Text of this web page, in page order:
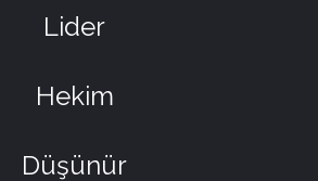
Lider
Hekim
Düşünür